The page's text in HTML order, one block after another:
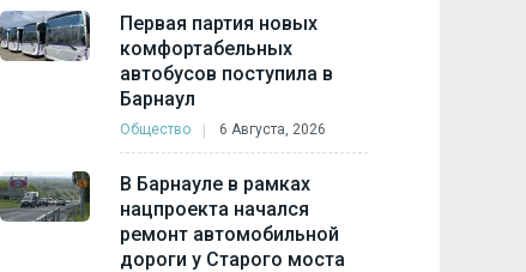
Первая партия новых
комфортабельных
автобусов поступила в
Барнаул
Общество 6 Августа, 2026
В Барнауле в рамках
нацпроекта начался
ремонт автомобильной
дороги у Старого моста